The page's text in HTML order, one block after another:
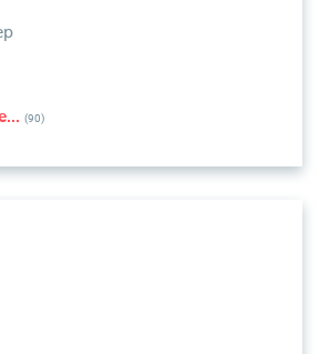
(90)